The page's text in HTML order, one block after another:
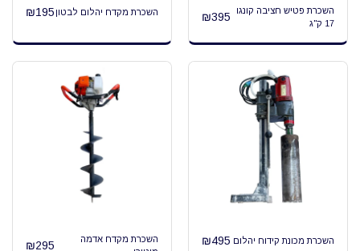
השכרת פטיש חציבה קונגו
17 ק"ג
₪395 השכרת מקדח יהלום לבטון ₪195
השכרת מכונת קידוח יהלום ₪495
השכרת מקדח אדמה
₪295